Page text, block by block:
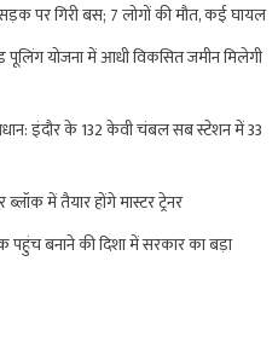
पर गिरी बस; 7 लोगों की मौत, कई घायल
पूलिंग योजना में आधी विकसित जमीन मिलेगी
इंदौर के 132 केवी चंबल सब स्टेशन में 33
में तैयार होंगे मास्टर ट्रेनर
बनाने की दिशा में सरकार का बड़ा